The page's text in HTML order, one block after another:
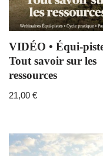
VIDÉO • Équi-
Tout savoir sur les
ressources
21,00 €